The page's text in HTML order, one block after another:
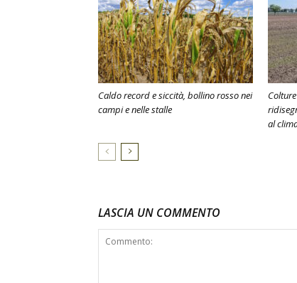
Caldo record e siccità, bollino rosso nei
campi e nelle stalle
al
LASCIA UN COMMENTO